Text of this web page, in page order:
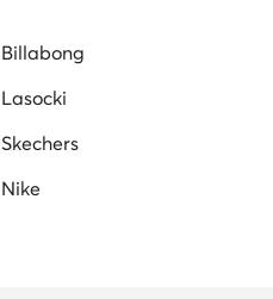
Billabong
Lasocki
Skechers
Nike